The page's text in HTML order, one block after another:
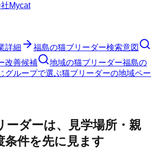
Mycat
詳細
福島の猫ブリーダー検索意図
改善候補
地域の猫ブリーダー福島の
グループで選ぶ猫ブリーダーの地域ペー
ーダーは、見学場所・親
条件を先に見ます